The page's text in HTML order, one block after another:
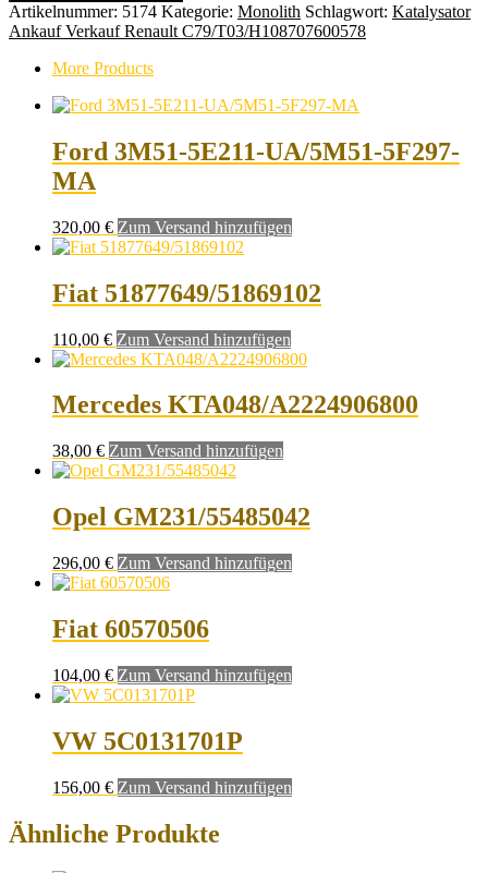
Artikelnummer: 5174 Kategorie: Monolith Schlagwort: Katalysator
Ankauf Verkauf Renault C79/T03/H108707600578
More Products
Ford 3M51-5E211-UA/5M51-5F297-
MA
320,00 € Zum Versand hinzufügen
Fiat 51877649/51869102
110,00 € Zum Versand hinzufügen
Mercedes KTA048/A2224906800
38,00 € Zum Versand hinzufügen
Opel GM231/55485042
296,00 € Zum Versand hinzufügen
Fiat 60570506
104,00 € Zum Versand hinzufügen
VW 5C0131701P
156,00 € Zum Versand hinzufügen
Ähnliche Produkte